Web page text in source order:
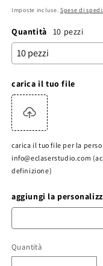
di
Imposte incluse. Spese di
Quantità 10 pezzi
carica il tuo file
carica il tuo file per la
info@eclaserstudio.com
definizione)
aggiungi la
Quantità